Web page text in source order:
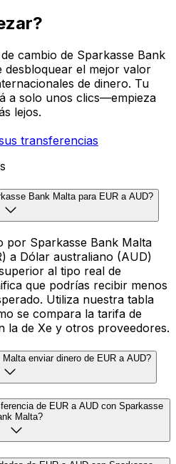
cambio de Sparkasse Bank
desbloquear el mejor valor
de dinero. Tu
a solo unos clics—empieza
lejos.
transferencias
Bank Malta para EUR a AUD?
por Sparkasse Bank Malta
a Dólar australiano (AUD)
al tipo real de
que podrías recibir menos
Utiliza nuestra tabla
se compara la tarifa de
la de Xe y otros proveedores.
enviar dinero de EUR a AUD?
de EUR a AUD con Sparkasse
Malta?